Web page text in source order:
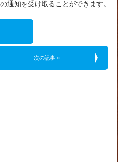
通知を受け取ることができます。
次の記事 »